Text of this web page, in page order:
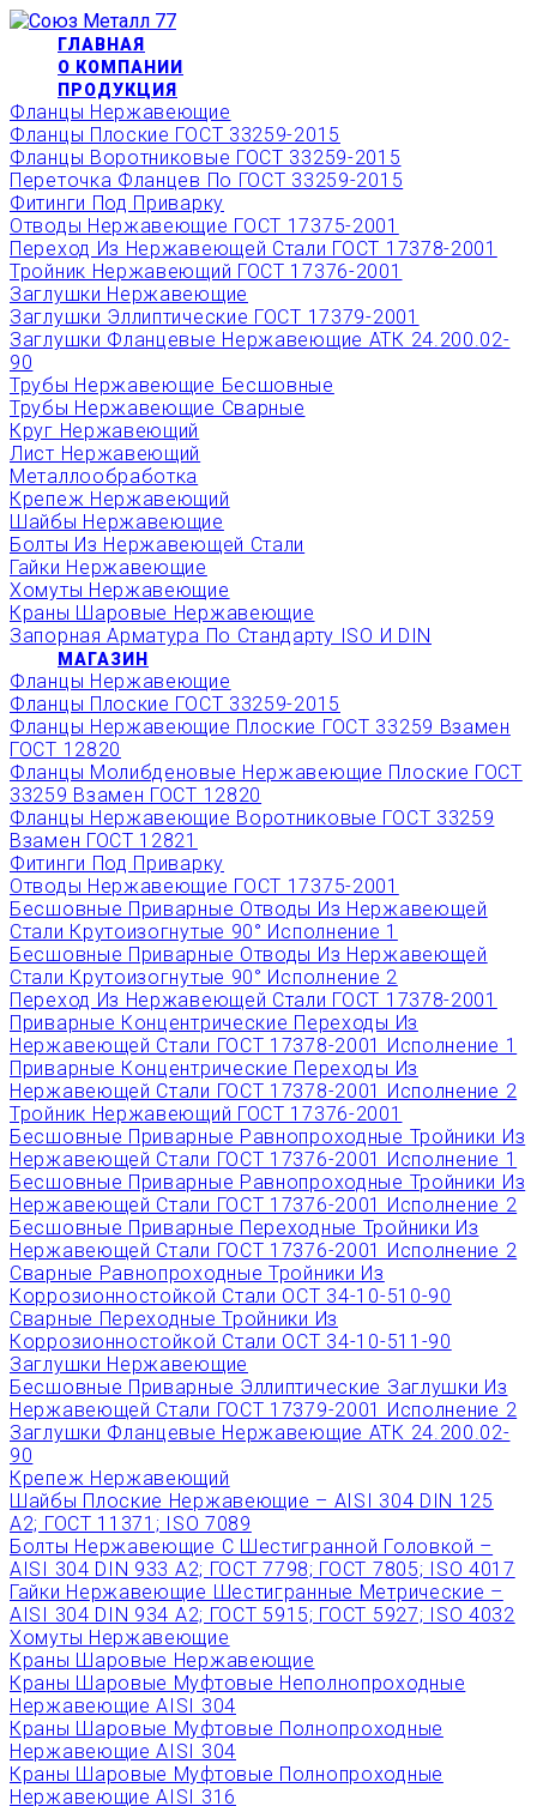
Перейти
содержимому
ГЛАВНАЯ
О КОМПАНИИ
ПРОДУКЦИЯ
Фланцы Нержавеющие
Фланцы Плоские ГОСТ 33259-2015
Фланцы Воротниковые ГОСТ 33259-2015
Переточка Фланцев По ГОСТ 33259-2015
Фитинги Под Приварку
Отводы Нержавеющие ГОСТ 17375-2001
Переход Из Нержавеющей Стали ГОСТ 17378-2001
Тройник Нержавеющий ГОСТ 17376-2001
Заглушки Нержавеющие
Заглушки Эллиптические ГОСТ 17379-2001
Заглушки Фланцевые Нержавеющие АТК 24.200.02-
90
Трубы Нержавеющие Бесшовные
Трубы Нержавеющие Сварные
Круг Нержавеющий
Лист Нержавеющий
Металлообработка
Крепеж Нержавеющий
Шайбы Нержавеющие
Болты Из Нержавеющей Стали
Гайки Нержавеющие
Хомуты Нержавеющие
Краны Шаровые Нержавеющие
Запорная Арматура По Стандарту ISO И DIN
МАГАЗИН
Фланцы Нержавеющие
Фланцы Плоские ГОСТ 33259-2015
Фланцы Нержавеющие Плоские ГОСТ 33259 Взамен
ГОСТ 12820
Фланцы Молибденовые Нержавеющие Плоские ГОСТ
33259 Взамен ГОСТ 12820
Фланцы Нержавеющие Воротниковые ГОСТ 33259
Взамен ГОСТ 12821
Фитинги Под Приварку
Отводы Нержавеющие ГОСТ 17375-2001
Бесшовные Приварные Отводы Из Нержавеющей
Стали Крутоизогнутые 90° Исполнение 1
Бесшовные Приварные Отводы Из Нержавеющей
Стали Крутоизогнутые 90° Исполнение 2
Переход Из Нержавеющей Стали ГОСТ 17378-2001
Приварные Концентрические Переходы Из
Нержавеющей Стали ГОСТ 17378-2001 Исполнение 1
Приварные Концентрические Переходы Из
Нержавеющей Стали ГОСТ 17378-2001 Исполнение 2
Тройник Нержавеющий ГОСТ 17376-2001
Бесшовные Приварные Равнопроходные Тройники Из
Нержавеющей Стали ГОСТ 17376-2001 Исполнение 1
Бесшовные Приварные Равнопроходные Тройники Из
Нержавеющей Стали ГОСТ 17376-2001 Исполнение 2
Бесшовные Приварные Переходные Тройники Из
Нержавеющей Стали ГОСТ 17376-2001 Исполнение 2
Сварные Равнопроходные Тройники Из
Коррозионностойкой Стали ОСТ 34-10-510-90
Сварные Переходные Тройники Из
Коррозионностойкой Стали ОСТ 34-10-511-90
Заглушки Нержавеющие
Бесшовные Приварные Эллиптические Заглушки Из
Нержавеющей Стали ГОСТ 17379-2001 Исполнение 2
Заглушки Фланцевые Нержавеющие АТК 24.200.02-
90
Крепеж Нержавеющий
Шайбы Плоские Нержавеющие – AISI 304 DIN 125
A2; ГОСТ 11371; ISO 7089
Болты Нержавеющие С Шестигранной Головкой –
AISI 304 DIN 933 A2; ГОСТ 7798; ГОСТ 7805; ISO 4017
Гайки Нержавеющие Шестигранные Метрические –
AISI 304 DIN 934 А2; ГОСТ 5915; ГОСТ 5927; ISO 4032
Хомуты Нержавеющие
Краны Шаровые Нержавеющие
Краны Шаровые Муфтовые Неполнопроходные
Нержавеющие AISI 304
Краны Шаровые Муфтовые Полнопроходные
Нержавеющие AISI 304
Краны Шаровые Муфтовые Полнопроходные
Нержавеющие AISI 316
ОФОРМИТЬ БЫСТРЫЙ
ЗАКАЗ ИЛИ ЗАКАЗАТЬ
ТОВАР ОНЛАЙН